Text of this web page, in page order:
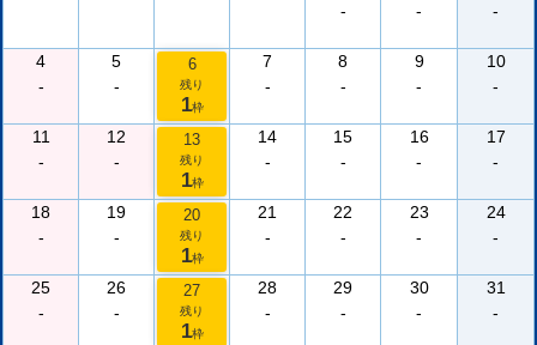
-
-
-
4
-
5
-
6
残り
1枠
7
-
8
-
9
-
10
-
11
-
12
-
13
残り
1枠
14
-
15
-
16
-
17
-
18
-
19
-
20
残り
1枠
21
-
22
-
23
-
24
-
25
-
26
-
27
残り
1枠
28
-
29
-
30
-
31
-